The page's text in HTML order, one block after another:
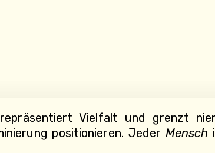
Vielfalt und grenzt
positionieren. Jeder Mensch